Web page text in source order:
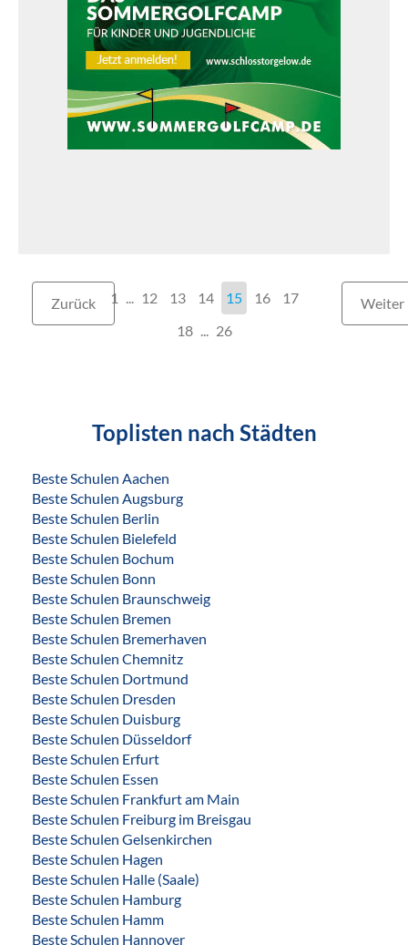
Zurück 1 ... 12 13 14 15 16
17
18 ... 26
Weiter
Toplisten nach Städten
Beste Schulen Aachen
Beste Schulen Augsburg
Beste Schulen Berlin
Beste Schulen Bielefeld
Beste Schulen Bochum
Beste Schulen Bonn
Beste Schulen Braunschweig
Beste Schulen Bremen
Beste Schulen Bremerhaven
Beste Schulen Chemnitz
Beste Schulen Dortmund
Beste Schulen Dresden
Beste Schulen Duisburg
Beste Schulen Düsseldorf
Beste Schulen Erfurt
Beste Schulen Essen
Beste Schulen Frankfurt am Main
Beste Schulen Freiburg im Breisgau
Beste Schulen Gelsenkirchen
Beste Schulen Hagen
Beste Schulen Halle (Saale)
Beste Schulen Hamburg
Beste Schulen Hamm
Beste Schulen Hannover